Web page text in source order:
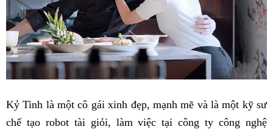
Kỷ Tinh là một cô gái xinh đẹp, mạnh mẽ và là một kỹ sư
chế tạo robot tài giỏi, làm việc tại công ty công nghệ